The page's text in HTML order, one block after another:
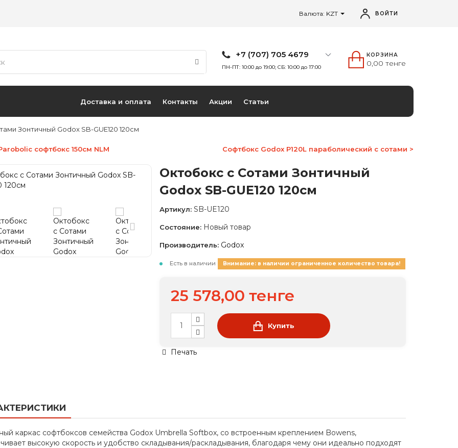
Валюта: KZT ВОЙТИ
+7 (707) 705 4679
ПН-ПТ: 10:00 до 19:00; СБ: 10:00 до 17:00
КОРЗИНА
0,00 тенге
Доставка и оплата Контакты Акции Статьи
Зонтичный Godox SB-GUE120 120см
софтбокс 150см NLM Софтбокс Godox P120L параболический с сотами >
Октобокс с Сотами Зонтичный
Godox SB-GUE120 120см
Артикул: SB-UE120
Состояние: Новый товар
Производитель: Godox
Есть в наличии Внимание: в наличии ограниченное количество товара!
25 578,00 тенге
Купить
Печать
каркас софтбоксов семейства Godox Umbrella Softbox, со встроенным креплением Bowens,
высокую скорость и удобство складывания/раскладывания, благодаря чему они идеально подходят